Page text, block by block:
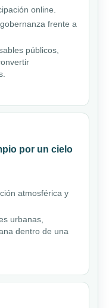
online.
frente a
públicos,
por un cielo
atmosférica y
urbanas,
dentro de una